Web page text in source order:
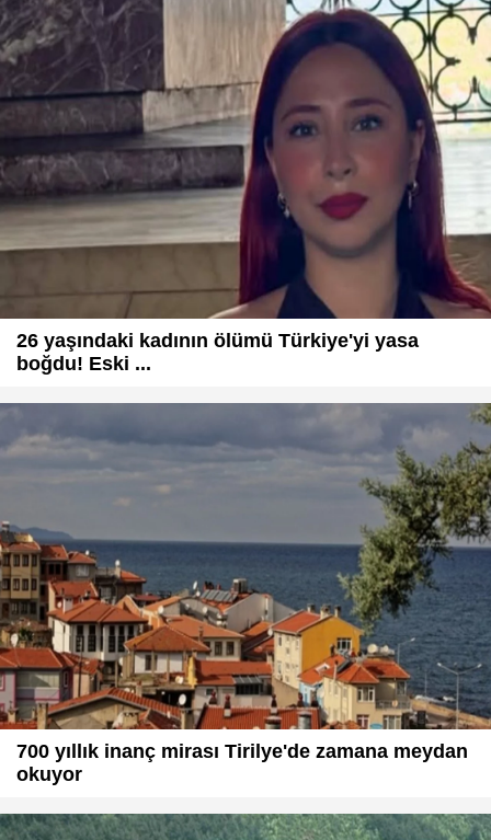
26 yaşındaki kadının ölümü Türkiye'yi yasa
boğdu! Eski ...
700 yıllık inanç mirası Tirilye'de zamana meydan
okuyor